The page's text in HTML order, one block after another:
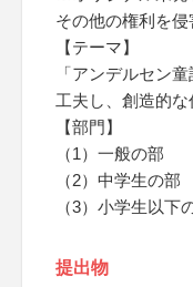
その他の権利を
【テーマ】
「アンデルセン
工夫し、創造的な
【部門】
（1）一般の部
（2）中学生の部
（3）小学生以下
提出物